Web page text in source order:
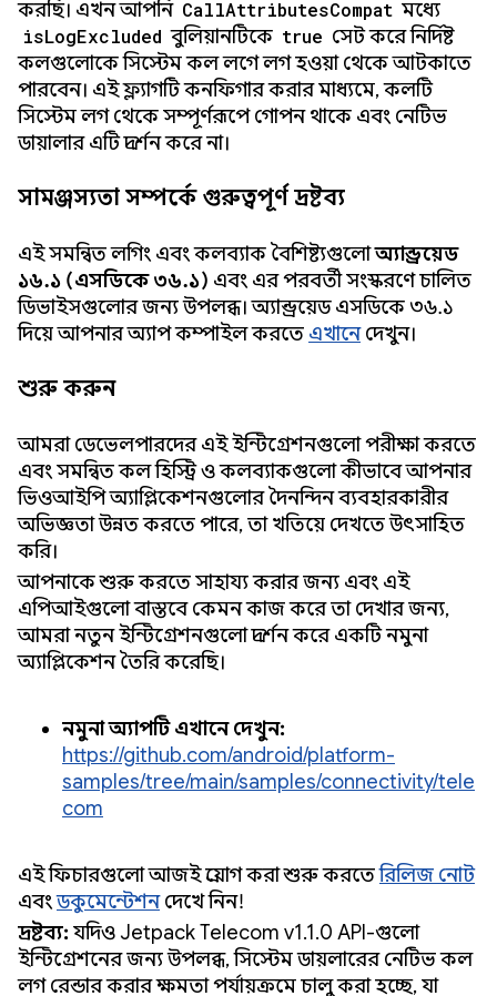
করছি। এখন আপনি CallAttributesCompat মধ্যে
isLogExcluded বুলিয়ানটিকে true সেট করে নির্দিষ্ট
কলগুলোকে সিস্টেম কল লগে লগ হওয়া থেকে আটকাতে
পারবেন। এই ফ্ল্যাগটি কনফিগার করার মাধ্যমে, কলটি
সিস্টেম লগ থেকে সম্পূর্ণরূপে গোপন থাকে এবং নেটিভ
ডায়ালার এটি প্রদর্শন করে না।
সামঞ্জস্যতা সম্পর্কে গুরুত্বপূর্ণ দ্রষ্টব্য
এই সমন্বিত লগিং এবং কলব্যাক বৈশিষ্ট্যগুলোঅ্যান্ড্রয়েড
১৬.১ (এসডিকে ৩৬.১) এবং এর পরবর্তী সংস্করণে চালিত
ডিভাইসগুলোর জন্য উপলব্ধ। অ্যান্ড্রয়েড এসডিকে ৩৬.১
দিয়ে আপনার অ্যাপ কম্পাইল করতে এখানেদেখুন।
শুরু করুন
আমরা ডেভেলপারদের এই ইন্টিগ্রেশনগুলো পরীক্ষা করতে
এবং সমন্বিত কল হিস্ট্রি ও কলব্যাকগুলো কীভাবে আপনার
ভিওআইপি অ্যাপ্লিকেশনগুলোর দৈনন্দিন ব্যবহারকারীর
অভিজ্ঞতা উন্নত করতে পারে, তা খতিয়ে দেখতে উৎসাহিত
করি।
আপনাকে শুরু করতে সাহায্য করার জন্য এবং এই
এপিআইগুলো বাস্তবে কেমন কাজ করে তা দেখার জন্য,
আমরা নতুন ইন্টিগ্রেশনগুলো প্রদর্শন করে একটি নমুনা
অ্যাপ্লিকেশন তৈরি করেছি।
নমুনা অ্যাপটি এখানে দেখুন:
https://github.com/android/platform-
samples/tree/main/samples/connectivity/tele
com
এই ফিচারগুলো আজই প্রয়োগ করা শুরু করতেরিলিজ নোট
এবংডকুমেন্টেশনদেখে নিন!
দ্রষ্টব্য: যদিও Jetpack Telecom v1.1.0 API-গুলো
ইন্টিগ্রেশনের জন্য উপলব্ধ, সিস্টেম ডায়লারের নেটিভ কল
লগ রেন্ডার করার ক্ষমতা পর্যায়ক্রমে চালু করা হচ্ছে, যা